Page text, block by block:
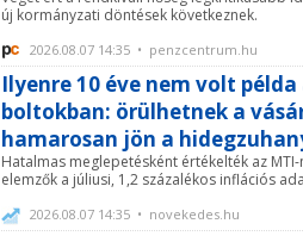
új kormányzati döntések következnek.
2026.08.07 14:35 • penzcentrum.hu
Ilyenre 10 éve nem volt
boltokban: örülhetnek a
hamarosan jön a
Hatalmas meglepetésként értékelték az
elemzők a júliusi, 1,2 százalékos inflációs
2026.08.07 14:35 • novekedes.hu